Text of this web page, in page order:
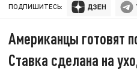
ПОДПИШИТЕСЬ:
Американцы готовят
Ставка сделана на